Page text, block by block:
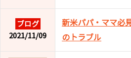
ブログ
2021/11/09
新米パパ・ママ必
のトラブル